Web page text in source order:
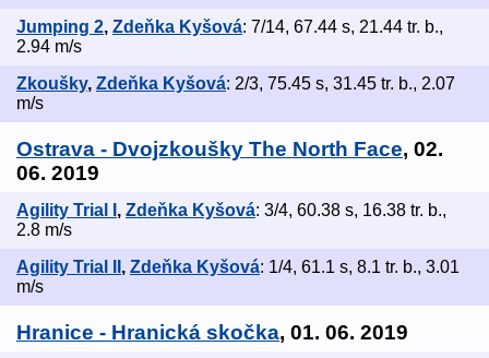
Jumping 2, Zdeňka Kyšová: 7/14, 67.44 s, 21.44 tr. b.,
2.94 m/s
Zkoušky, Zdeňka Kyšová: 2/3, 75.45 s, 31.45 tr. b., 2.07
m/s
Ostrava - Dvojzkoušky The North Face, 02.
06. 2019
Agility Trial I , Zdeňka Kyšová: 3/4, 60.38 s, 16.38 tr. b.,
2.8 m/s
Agility Trial II , Zdeňka Kyšová: 1/4, 61.1 s, 8.1 tr. b., 3.01
m/s
Hranice - Hranická skočka, 01. 06. 2019